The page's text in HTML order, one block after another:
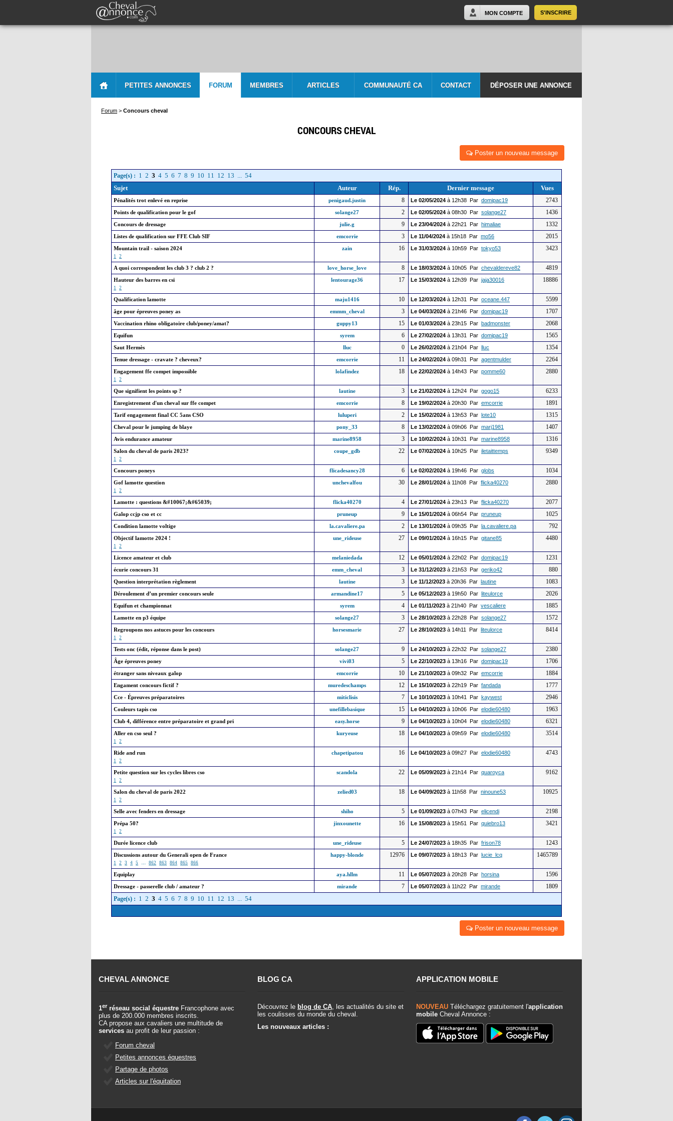
S'INSCRIRE
MON COMPTE
PETITES ANNONCES FORUM MEMBRES ARTICLES COMMUNAUTÉ CA CONTACT DÉPOSER UNE ANNONCE
Forum > Concours cheval
CONCOURS CHEVAL
Poster un nouveau message
Page(s) : 1 2 3 4 5 6 7 8 9 10 11 12 13 ... 54
Sujet
Auteur Rép. Dernier message Vues
Pénalités trot enlevé en reprise penigaud.justin 8 Le 02/05/2024 à 12h38 Par domipac19 2743
Points de qualification pour le gof solange27 2 Le 02/05/2024 à 08h30 Par solange27 1436
Concours de dressage julie.g 9 Le 23/04/2024 à 22h21 Par himaliae 1332
Listes de qualification sur FFE Club SIF emcorrie 3 Le 11/04/2024 à 15h18 Par mo56 2015
Mountain trail - saison 2024
1 2
zain 16 Le 31/03/2024 à 10h59 Par tokyo53 3423
A quoi correspondent les club 3 ? club 2 ? love_horse_love 8 Le 18/03/2024 à 10h05 Par chevaldereve82 4819
Hauteur des barres en csi
1 2
lentourage36 17 Le 15/03/2024 à 12h39 Par jaja30016 18886
Qualification lamotte maju1416 10 Le 12/03/2024 à 12h31 Par oceane.447 5599
âge pour épreuves poney as emmm_cheval 3 Le 04/03/2024 à 21h46 Par domipac19 1707
Vaccination rhino obligatoire club/poney/amat? guppy13 15 Le 01/03/2024 à 23h15 Par badmonster 2068
Equifun syrem 6 Le 27/02/2024 à 13h31 Par domipac19 1565
Saut Hermès lluc 0 Le 26/02/2024 à 21h04 Par lluc 1354
Tenue dressage - cravate ? cheveux? emcorrie 11 Le 24/02/2024 à 09h31 Par agentmulder 2264
Engagement ffe compet impossible
1 2
lolafindez 18 Le 22/02/2024 à 14h43 Par pomme60 2880
Que signifient les points sp ? lautine 3 Le 21/02/2024 à 12h24 Par gogo15 6233
Enregistrement d'un cheval sur ffe compet emcorrie 8 Le 19/02/2024 à 20h30 Par emcorrie 1891
Tarif engagement final CC 5ans CSO luluperi 2 Le 15/02/2024 à 13h53 Par lote10 1315
Cheval pour le jumping de blaye pony_33 8 Le 13/02/2024 à 09h06 Par marj1981 1407
Avis endurance amateur marine8958 3 Le 10/02/2024 à 10h31 Par marine8958 1316
Salon du cheval de paris 2023?
1 2
coupe_gdb 22 Le 07/02/2024 à 10h25 Par iletaittemps 9349
Concours poneys flicadesancy28 6 Le 02/02/2024 à 19h46 Par globs 1034
Gof lamotte question
1 2
unchevalfou 30 Le 28/01/2024 à 11h08 Par flicka40270 2880
Lamotte : questions &#10067;&#65039; flicka40270 4 Le 27/01/2024 à 23h13 Par flicka40270 2077
Galop ccjp cso et cc pruneup 9 Le 15/01/2024 à 06h54 Par pruneup 1025
Condition lamotte voltige la.cavaliere.pa 2 Le 13/01/2024 à 09h35 Par la.cavaliere.pa 792
Objectif lamotte 2024 !
1 2
une_rideuse 27 Le 09/01/2024 à 16h15 Par gitane85 4480
Licence amateur et club melaniedada 12 Le 05/01/2024 à 22h02 Par domipac19 1231
écurie concours 31 emm_cheval 3 Le 31/12/2023 à 21h53 Par geriko42 880
Question interprétation règlement lautine 3 Le 11/12/2023 à 20h36 Par lautine 1083
Déroulement d’un premier concours seule armandine17 5 Le 05/12/2023 à 19h50 Par liteulorce 2026
Equifun et championnat syrem 4 Le 01/11/2023 à 21h40 Par vescaliere 1885
Lamotte en p3 équipe solange27 3 Le 28/10/2023 à 22h28 Par solange27 1572
Regroupons nos astuces pour les concours
1 2
horsesmarie 27 Le 28/10/2023 à 14h11 Par liteulorce 8414
Tests onc (édit, réponse dans le post) solange27 9 Le 24/10/2023 à 22h32 Par solange27 2380
Âge épreuves poney vivi03 5 Le 22/10/2023 à 13h16 Par domipac19 1706
étranger sans niveaux galop emcorrie 10 Le 21/10/2023 à 09h32 Par emcorrie 1884
Engament concours fictif ? muredeschamps 12 Le 15/10/2023 à 22h19 Par fandada 1777
Cce - Épreuves préparatoires miticlisis 7 Le 10/10/2023 à 10h41 Par kaywest 2946
Couleurs tapis cso unefillebasique 15 Le 04/10/2023 à 10h06 Par elodie60480 1963
Club 4, différence entre préparatoire et grand pri easy.horse 9 Le 04/10/2023 à 10h04 Par elodie60480 6321
Aller en cso seul ?
1 2
kuryeuse 18 Le 04/10/2023 à 09h59 Par elodie60480 3514
Ride and run
1 2
chapetipatou 16 Le 04/10/2023 à 09h27 Par elodie60480 4743
Petite question sur les cycles libres cso
1 2
scandola 22 Le 05/09/2023 à 21h14 Par quaroyca 9162
Salon du cheval de paris 2022
1 2
zelied03 18 Le 04/09/2023 à 11h58 Par ninoune53 10925
Selle avec fenders en dressage shiho 5 Le 01/09/2023 à 07h43 Par elicendi 2198
Prépa 50?
1 2
jinxounette 16 Le 15/08/2023 à 15h51 Par quiebro13 3421
Durée licence club une_rideuse 5 Le 24/07/2023 à 18h35 Par frison78 1243
Discussions autour du Generali open de France
1 2 3 4 5 ... 862 863 864 865 866
happy-blonde 12976 Le 09/07/2023 à 18h13 Par lucie_lcq 1465789
Equiplay aya.hllm 11 Le 05/07/2023 à 20h28 Par horsina 1596
Dressage - passerelle club / amateur ? mirande 7 Le 05/07/2023 à 11h22 Par mirande
1809
Page(s) : 1 2 3 4 5 6 7 8 9 10 11 12 13 ... 54
Poster un nouveau message
CHEVAL ANNONCE
1er réseau social équestre Francophone avec
plus de 200.000 membres inscrits.
CA propose aux cavaliers une multitude de
services au profit de leur passion :
Forum cheval
Petites annonces équestres
Partage de photos
Articles sur l'équitation
BLOG CA
Découvrez le blog de CA, les actualités du site et
les coulisses du monde du cheval.
Les nouveaux articles :
APPLICATION MOBILE
NOUVEAU Téléchargez gratuitement l'application
mobile Cheval Annonce :